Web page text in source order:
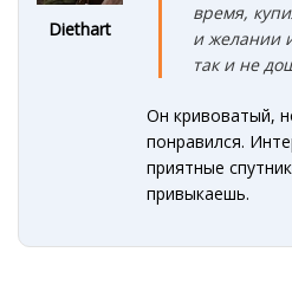
Diethart
время,
и желании
так и не
Он кривоватый,
понравился.
приятные
привыкаешь.